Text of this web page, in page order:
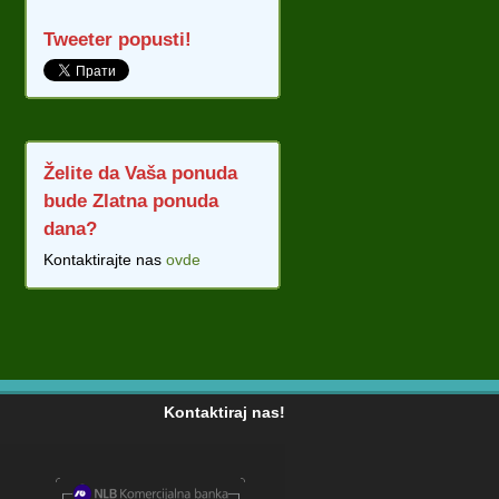
Tweeter popusti!
Želite da Vaša ponuda
bude Zlatna ponuda
dana?
Kontaktirajte nas ovde
Kontaktiraj nas!